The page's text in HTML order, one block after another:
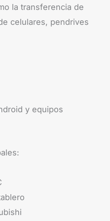
la transferencia de
celulares, pendrives
y equipos